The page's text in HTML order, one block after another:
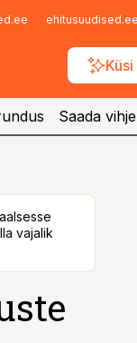
ehitusuudised.ee
Saada vihje
vajalik